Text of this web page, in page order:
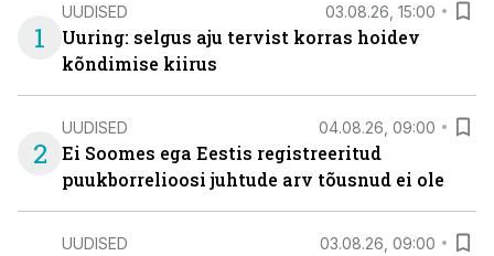
1
UUDISED 03.08.26, 15:00
Uuring: selgus aju tervist korras hoidev
kõndimise kiirus
2
UUDISED 04.08.26, 09:00
Ei Soomes ega Eestis registreeritud
puukborrelioosi juhtude arv tõusnud ei ole
UUDISED 03.08.26, 09:00